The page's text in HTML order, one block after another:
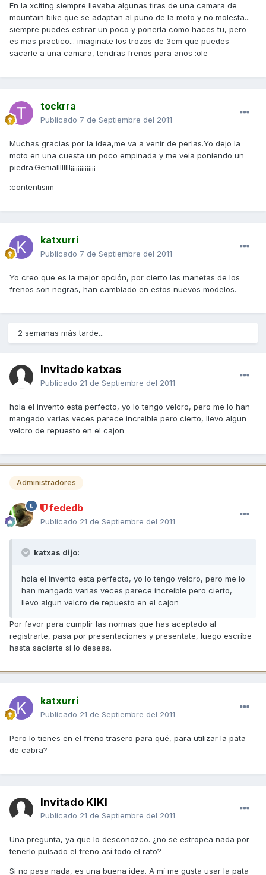
En la xciting siempre llevaba algunas tiras de una camara de
mountain bike que se adaptan al puño de la moto y no molesta...
siempre puedes estirar un poco y ponerla como haces tu, pero
es mas practico... imaginate los trozos de 3cm que puedes
sacarle a una camara, tendras frenos para años :ole
tockrra
Publicado 7 de Septiembre del 2011
Muchas gracias por la idea,me va a venir de perlas.Yo dejo la
moto en una cuesta un poco empinada y me veia poniendo un
piedra.Geniallllllll¡¡¡¡¡¡¡¡¡¡¡¡¡¡
:contentisim
katxurri
Publicado 7 de Septiembre del 2011
Yo creo que es la mejor opción, por cierto las manetas de los
frenos son negras, han cambiado en estos nuevos modelos.
2 semanas más tarde...
Invitado katxas
Publicado 21 de Septiembre del 2011
hola el invento esta perfecto, yo lo tengo velcro, pero me lo han
mangado varias veces parece increible pero cierto, llevo algun
velcro de repuesto en el cajon
Administradores
fededb
Publicado 21 de Septiembre del 2011
katxas dijo:
hola el invento esta perfecto, yo lo tengo velcro, pero me lo
han mangado varias veces parece increible pero cierto,
llevo algun velcro de repuesto en el cajon
Por favor para cumplir las normas que has aceptado al
registrarte, pasa por presentaciones y presentate, luego escribe
hasta saciarte si lo deseas.
katxurri
Publicado 21 de Septiembre del 2011
Pero lo tienes en el freno trasero para qué, para utilizar la pata
de cabra?
Invitado KIKI
Publicado 21 de Septiembre del 2011
Una pregunta, ya que lo desconozco. ¿no se estropea nada por
tenerlo pulsado el freno así todo el rato?
Si no pasa nada, es una buena idea. A mí me gusta usar la pata